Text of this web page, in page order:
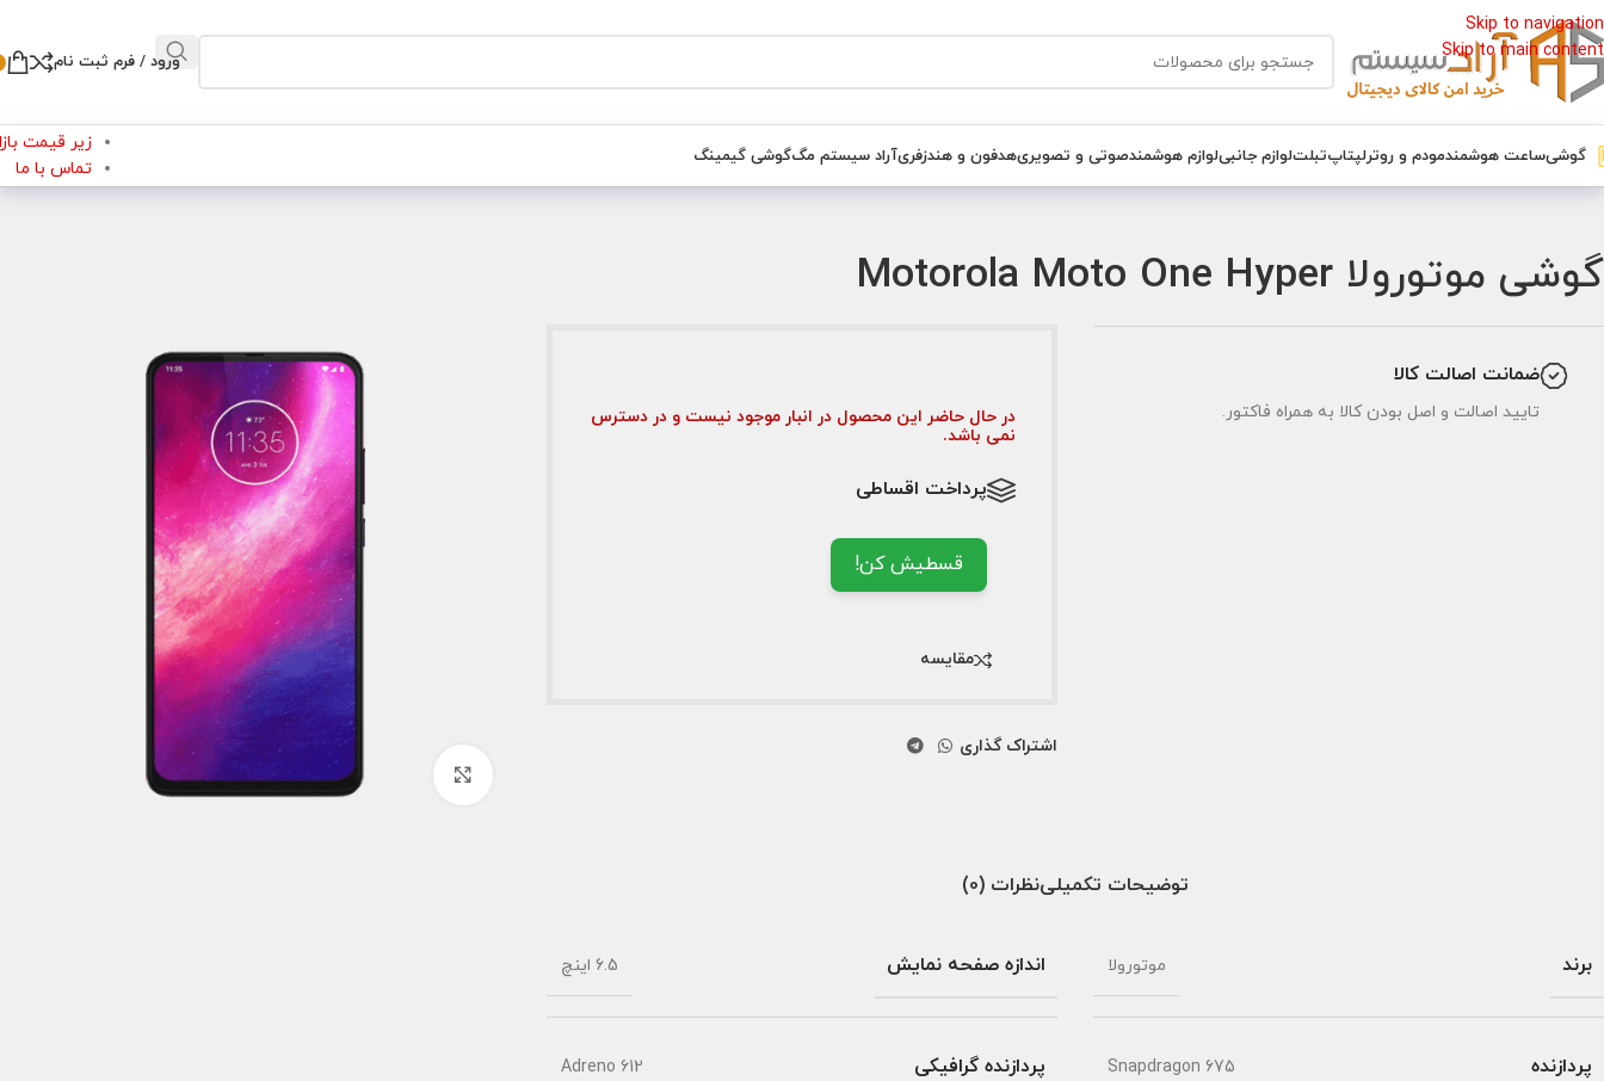
Skip to navigation
Skip to main content
ورود / فرم ثبت نام
گوشیساعت هوشمندمودم و روترلپتاپتبلتلوازم جانبیلوازم هوشمندصوتی و تصویریهدفون و هندزفریآراد سیستم مگگوشی گیمینگ
زیر قیمت
تماس با ما
گوشی موتورولا Motorola Moto One Hyper
برای بزرگنمایی کلیک کنید
در حال حاضر این محصول در انبار موجود نیست و در دسترس
نمی باشد.
پرداخت اقساطی
قسطیش کن!
مقایسه
اشتراک گذاری
ضمانت اصالت کالا
تایید اصالت و اصل بودن کالا به همراه فاکتور.
توضیحات تکمیلینظرات (0)
برند موتورولا اندازه صفحه نمایش 6.5 اینچ
پردازنده Snapdragon 675 پردازنده گرافیکی Adreno 612